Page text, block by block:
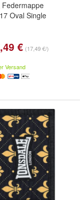
Federmappe
Oval Single
€ (17,49 €/)
Versand